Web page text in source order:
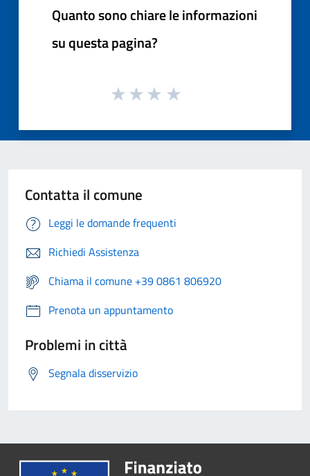
Quanto sono chiare le informazioni
su questa pagina?
Contatta il comune
Leggi le domande frequenti
Richiedi Assistenza
Chiama il comune +39 0861 806920
Prenota un appuntamento
Problemi in città
Segnala disservizio